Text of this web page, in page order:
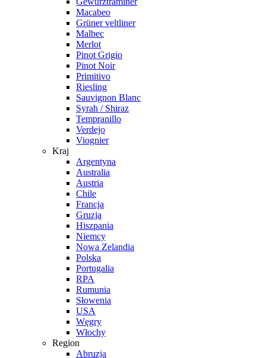
Macabeo
Grüner veltliner
Malbec
Merlot
Pinot Grigio
Pinot Noir
Primitivo
Riesling
Sauvignon Blanc
Syrah / Shiraz
Tempranillo
Verdejo
Viognier
Kraj
Argentyna
Australia
Austria
Chile
Francja
Gruzja
Hiszpania
Niemcy
Nowa Zelandia
Polska
Portugalia
RPA
Rumunia
Słowenia
USA
Węgry
Włochy
Region
Abruzja